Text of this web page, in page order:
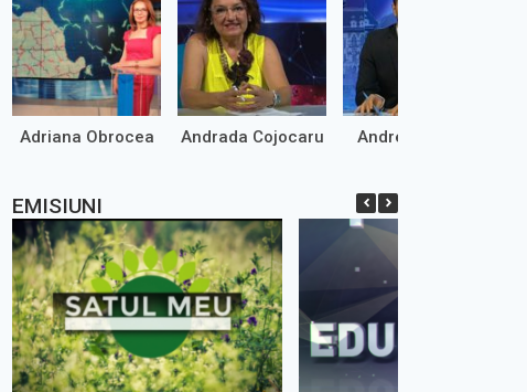
Adriana Obrocea Andrada Cojocaru Andrei Marinaș
EMISIUNI